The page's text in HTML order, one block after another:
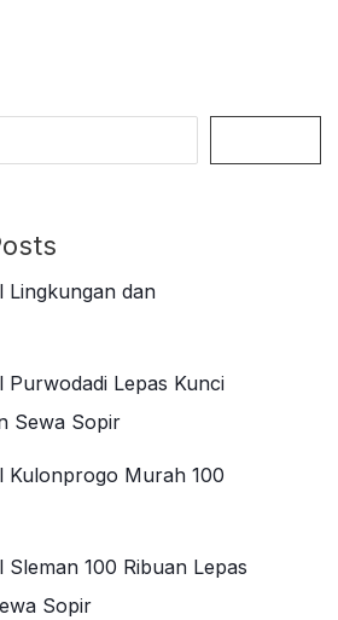
Lingkungan dan
Purwodadi Lepas Kunci
Sewa Sopir
Kulonprogo Murah 100
Sleman 100 Ribuan Lepas
Sopir